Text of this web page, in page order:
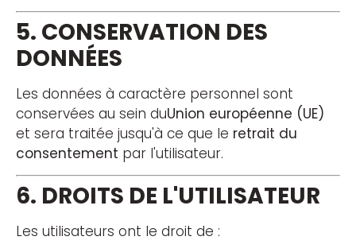
5. CONSERVATION DES
DONNÉES
Les données à caractère personnel sont
conservées au sein duUnion européenne (UE)
et sera traitée jusqu'à ce que le retrait du
consentement par l'utilisateur.
6. DROITS DE L'UTILISATEUR
Les utilisateurs ont le droit de :